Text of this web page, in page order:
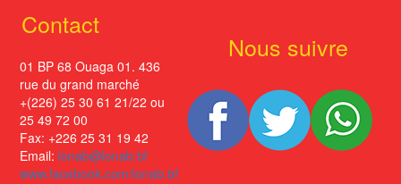
Contact
01 BP 68 Ouaga 01. 436
rue du grand marché
+(226) 25 30 61 21/22 ou
25 49 72 00
Fax: +226 25 31 19 42
Email: lonab@lonab.bf
www.facebook.com/lonab.bf
Nous suivre